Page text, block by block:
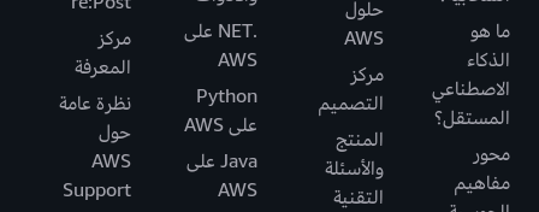
ما هو
الذكاء
الاصطناعي
المستقل؟
محور
مفاهيم
حلول
AWS
مركز
التصميم
المنتج
والأسئلة
التقنية
.NET على
AWS
Python
على AWS
Java على
AWS
مركز
المعرفة
نظرة عامة
حول
AWS
Support